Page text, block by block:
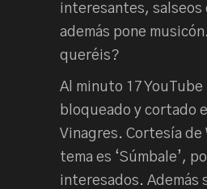
interesantes, salseos
además pone
queréis?
Al minuto 17 YouTube
bloqueado y cortado
Vinagres. Cortesía de
tema es ‘Súmbale’,
interesados. Además